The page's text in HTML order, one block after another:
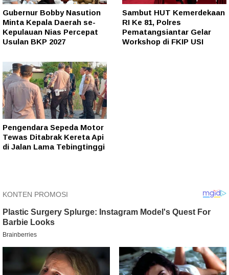
Gubernur Bobby Nasution
Minta Kepala Daerah se-
Kepulauan Nias Percepat
Usulan BKP 2027
Sambut HUT Kemerdekaan
RI Ke 81, Polres
Pematangsiantar Gelar
Workshop di FKIP USI
Pengendara Sepeda Motor
Tewas Ditabrak Kereta Api
di Jalan Lama Tebingtinggi